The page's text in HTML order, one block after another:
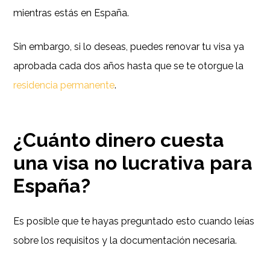
mientras estás en España.
Sin embargo, si lo deseas, puedes renovar tu visa ya
aprobada cada dos años hasta que se te otorgue la
residencia permanente.
¿Cuánto dinero cuesta
una visa no lucrativa para
España?
Es posible que te hayas preguntado esto cuando leías
sobre los requisitos y la documentación necesaria.